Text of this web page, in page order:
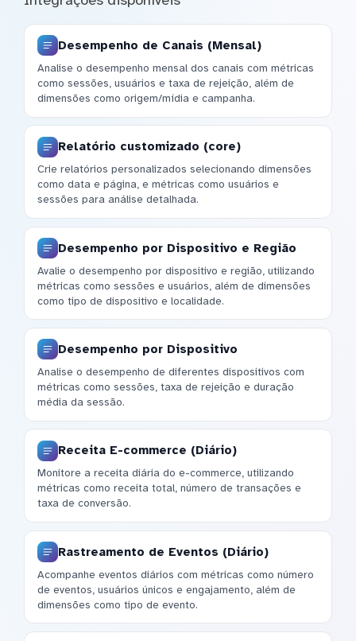
Desempenho de Canais (Mensal)
Analise o desempenho mensal dos canais com métricas
como sessões, usuários e taxa de rejeição, além de
dimensões como origem/mídia e campanha.
Relatório customizado (core)
Crie relatórios personalizados selecionando dimensões
como data e página, e métricas como usuários e
sessões para análise detalhada.
Desempenho por Dispositivo e Região
Avalie o desempenho por dispositivo e região, utilizando
métricas como sessões e usuários, além de dimensões
como tipo de dispositivo e localidade.
Desempenho por Dispositivo
Analise o desempenho de diferentes dispositivos com
métricas como sessões, taxa de rejeição e duração
média da sessão.
Receita E-commerce (Diário)
Monitore a receita diária do e-commerce, utilizando
métricas como receita total, número de transações e
taxa de conversão.
Rastreamento de Eventos (Diário)
Acompanhe eventos diários com métricas como número
de eventos, usuários únicos e engajamento, além de
dimensões como tipo de evento.